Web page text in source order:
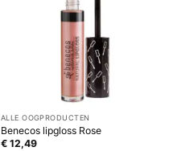
ALLE OOGPRODUCTEN
Benecos lipgloss Rose
€12,49